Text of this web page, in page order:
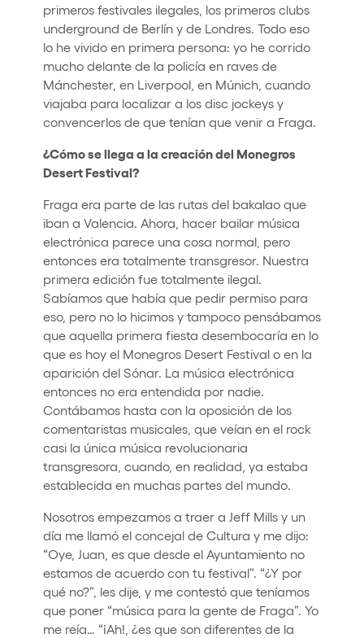
primeros festivales ilegales, los primeros clubs
underground de Berlín y de Londres. Todo eso
lo he vivido en primera persona: yo he corrido
mucho delante de la policía en raves de
Mánchester, en Liverpool, en Múnich, cuando
viajaba para localizar a los disc jockeys y
convencerlos de que tenían que venir a Fraga.
¿Cómo se llega a la creación del Monegros
Desert Festival?
Fraga era parte de las rutas del bakalao que
iban a Valencia. Ahora, hacer bailar música
electrónica parece una cosa normal, pero
entonces era totalmente transgresor. Nuestra
primera edición fue totalmente ilegal.
Sabíamos que había que pedir permiso para
eso, pero no lo hicimos y tampoco pensábamos
que aquella primera fiesta desembocaría en lo
que es hoy el Monegros Desert Festival o en la
aparición del Sónar. La música electrónica
entonces no era entendida por nadie.
Contábamos hasta con la oposición de los
comentaristas musicales, que veían en el rock
casi la única música revolucionaria
transgresora, cuando, en realidad, ya estaba
establecida en muchas partes del mundo.
Nosotros empezamos a traer a Jeff Mills y un
día me llamó el concejal de Cultura y me dijo:
“Oye, Juan, es que desde el Ayuntamiento no
estamos de acuerdo con tu festival”. “¿Y por
qué no?”, les dije, y me contestó que teníamos
que poner “música para la gente de Fraga”. Yo
me reía… “¡Ah!, ¿es que son diferentes de la